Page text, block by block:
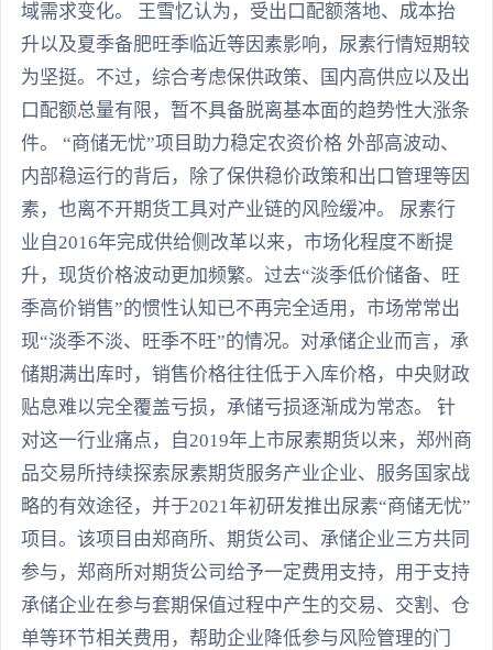
域需求变化。 王雪忆认为，受出口配额落地、成本抬
升以及夏季备肥旺季临近等因素影响，尿素行情短期较
为坚挺。不过，综合考虑保供政策、国内高供应以及出
口配额总量有限，暂不具备脱离基本面的趋势性大涨条
件。 “商储无忧”项目助力稳定农资价格 外部高波动、
内部稳运行的背后，除了保供稳价政策和出口管理等因
素，也离不开期货工具对产业链的风险缓冲。 尿素行
业自2016年完成供给侧改革以来，市场化程度不断提
升，现货价格波动更加频繁。过去“淡季低价储备、旺
季高价销售”的惯性认知已不再完全适用，市场常常出
现“淡季不淡、旺季不旺”的情况。对承储企业而言，承
储期满出库时，销售价格往往低于入库价格，中央财政
贴息难以完全覆盖亏损，承储亏损逐渐成为常态。 针
对这一行业痛点，自2019年上市尿素期货以来，郑州商
品交易所持续探索尿素期货服务产业企业、服务国家战
略的有效途径，并于2021年初研发推出尿素“商储无忧”
项目。该项目由郑商所、期货公司、承储企业三方共同
参与，郑商所对期货公司给予一定费用支持，用于支持
承储企业在参与套期保值过程中产生的交易、交割、仓
单等环节相关费用，帮助企业降低参与风险管理的门